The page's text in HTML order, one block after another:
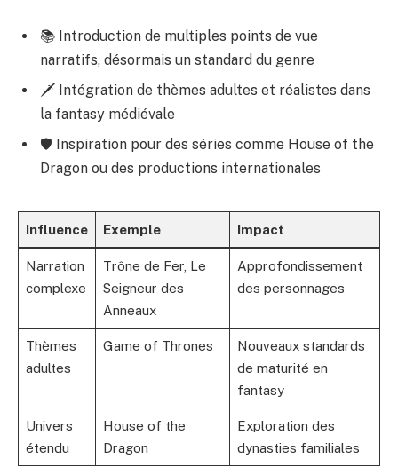
📚 Introduction de multiples points de vue
narratifs, désormais un standard du genre
🗡️ Intégration de thèmes adultes et réalistes dans
la fantasy médiévale
🛡️ Inspiration pour des séries comme House of the
Dragon ou des productions internationales
Influence Exemple Impact
Narration
complexe
Trône de Fer, Le
Seigneur des
Anneaux
Approfondissement
des personnages
Thèmes
adultes
Game of Thrones
Nouveaux standards
de maturité en
fantasy
Univers
étendu
House of the
Dragon
Exploration des
dynasties familiales